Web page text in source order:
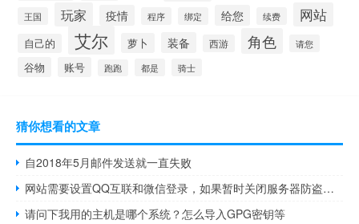
王国 玩家 疫情 程序 绑定 给您 续费 网站
自己的 艾尔 萝卜 装备 西游 角色 请您
谷物 账号 跑跑 都是 骑士
猜你想看的文章
自2018年5月邮件发送就一直失败
网站需要设置QQ互联和微信登录，如果暂时关闭服务器防盗链和防
请问下我用的主机是哪个系统？怎么导入GPG密钥等